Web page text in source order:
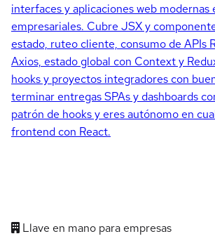
interfaces y aplicaciones web modernas
empresariales. Cubre JSX y
estado, ruteo cliente, consumo de APIs
Axios, estado global con Context y
hooks y proyectos integradores con
terminar entregas SPAs y dashboards
patrón de hooks y eres autónomo en
frontend con React.
Llave en mano para empresas